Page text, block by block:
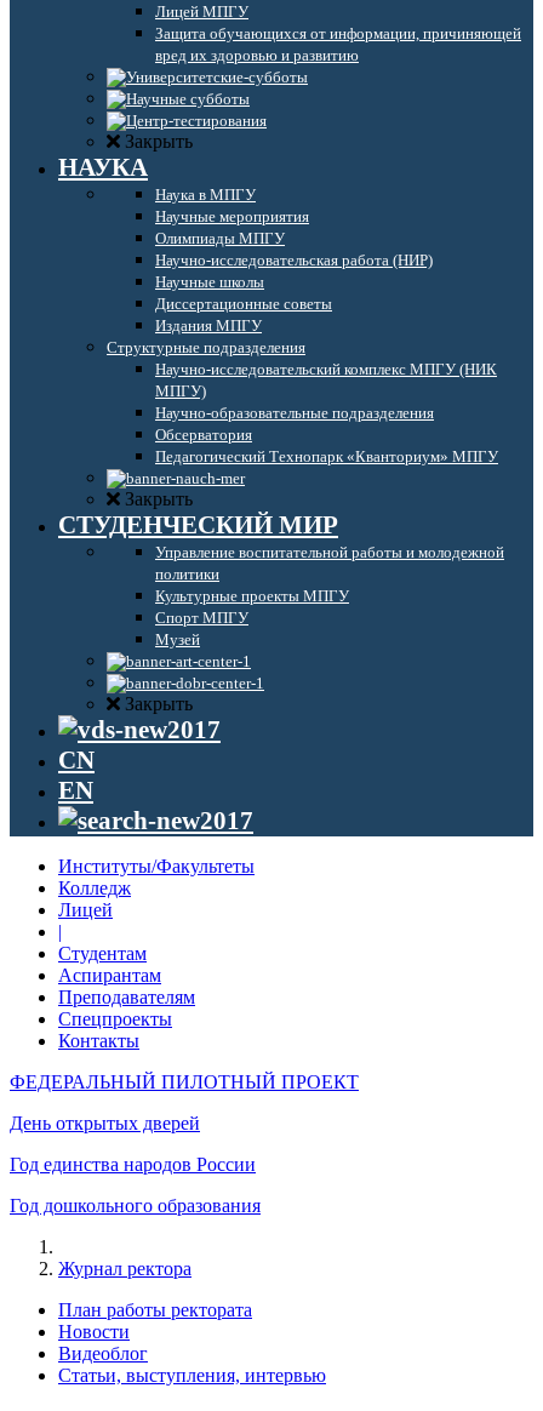
Лицей МПГУ
Защита обучающихся от информации, причиняющей
вред их здоровью и развитию
Закрыть
НАУКА
Наука в МПГУ
Научные мероприятия
Олимпиады МПГУ
Научно-исследовательская работа (НИР)
Научные школы
Диссертационные советы
Издания МПГУ
Структурные подразделения
Научно-исследовательский комплекс МПГУ (НИК
МПГУ)
Научно-образовательные подразделения
Обсерватория
Педагогический Технопарк «Кванториум» МПГУ
Закрыть
СТУДЕНЧЕСКИЙ МИР
Управление воспитательной работы и молодежной
политики
Культурные проекты МПГУ
Спорт МПГУ
Музей
Закрыть
CN
EN
Институты/Факультеты
Колледж
Лицей
|
Студентам
Аспирантам
Преподавателям
Спецпроекты
Контакты
ФЕДЕРАЛЬНЫЙ ПИЛОТНЫЙ ПРОЕКТ
День открытых дверей
Год единства народов России
Год дошкольного образования
Журнал ректора
План работы ректората
Новости
Видеоблог
Статьи, выступления, интервью